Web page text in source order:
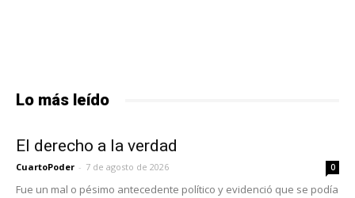
Lo más leído
El derecho a la verdad
CuartoPoder - 7 de agosto de 2026 0
Fue un mal o pésimo antecedente político y evidenció que se podía